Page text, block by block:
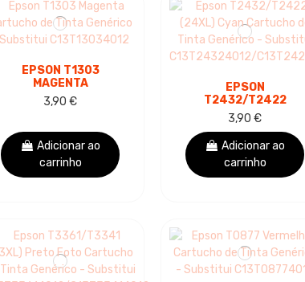
EPSON T1303
MAGENTA
CARTUCHO DE TINTA
GENÉRICO -
C13T13034012
3,90 €
Adicionar ao
carrinho
EPSON
T2432/T2422
(24XL) CYAN
CARTUCHO DE TINTA
GENÉRICO -
SUBSTITUI...
3,90 €
Adicionar ao
carrinho